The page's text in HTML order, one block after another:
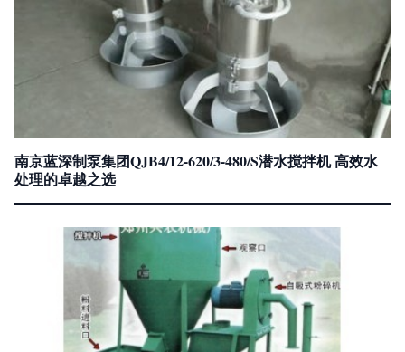
南京蓝深制泵集团QJB4/12-620/3-480/S潜水搅拌机 高效水
处理的卓越之选